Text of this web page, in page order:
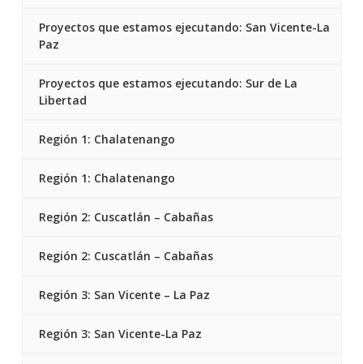
Proyectos que estamos ejecutando: San Vicente-La
Paz
Proyectos que estamos ejecutando: Sur de La
Libertad
Región 1: Chalatenango
Región 1: Chalatenango
Región 2: Cuscatlán – Cabañas
Región 2: Cuscatlán – Cabañas
Región 3: San Vicente – La Paz
Región 3: San Vicente-La Paz